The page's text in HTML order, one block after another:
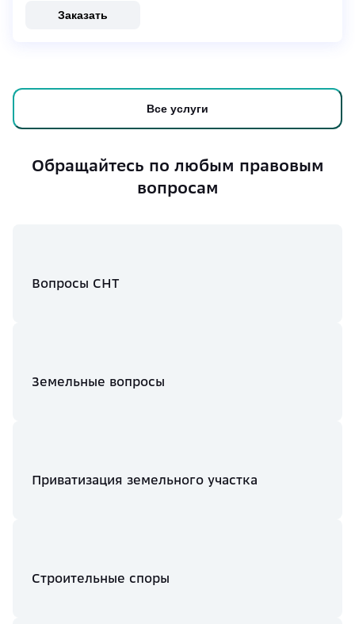
Заказать
Все услуги
Обращайтесь по любым правовым
вопросам
Вопросы СНТ
Земельные вопросы
Приватизация земельного участка
Строительные споры